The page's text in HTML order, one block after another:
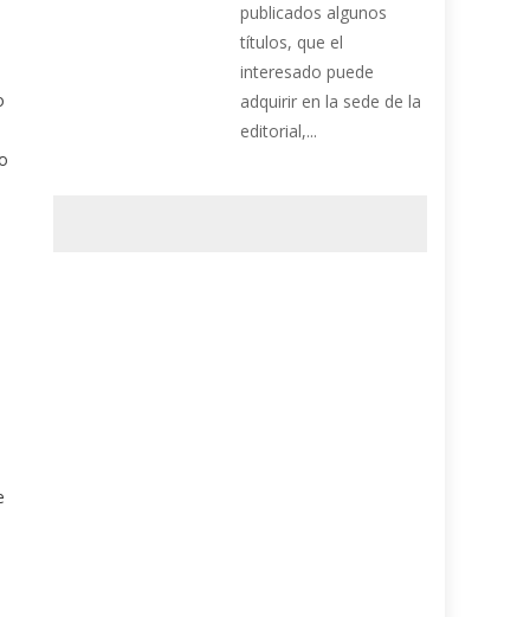
publicados algunos
títulos, que el
interesado puede
adquirir en la sede de la
editorial,...